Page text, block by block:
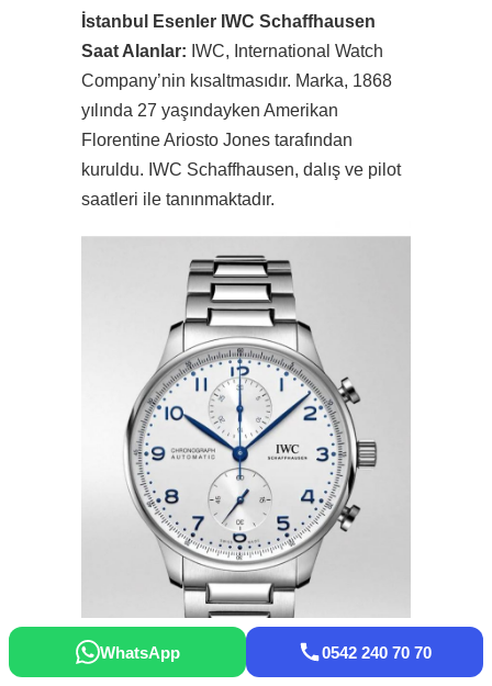
İstanbul Esenler IWC Schaffhausen
Saat Alanlar: IWC, International Watch
Company’nin kısaltmasıdır. Marka, 1868
yılında 27 yaşındayken Amerikan
Florentine Ariosto Jones tarafından
kuruldu. IWC Schaffhausen, dalış ve pilot
saatleri ile tanınmaktadır.
WhatsApp 0542 240 70 70